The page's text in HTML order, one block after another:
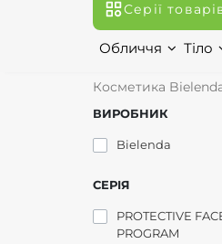
Серії
Обличчя Тіло
Косметика
ВИРОБНИК
Bielenda
СЕРІЯ
PROTECTIVE
PROGRAM